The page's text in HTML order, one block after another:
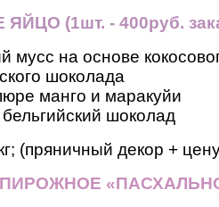
ЯЙЦО (1шт. - 400руб.
мусс на основе
шоколада
манго и маракуйи
шоколад
(пряничный декор +